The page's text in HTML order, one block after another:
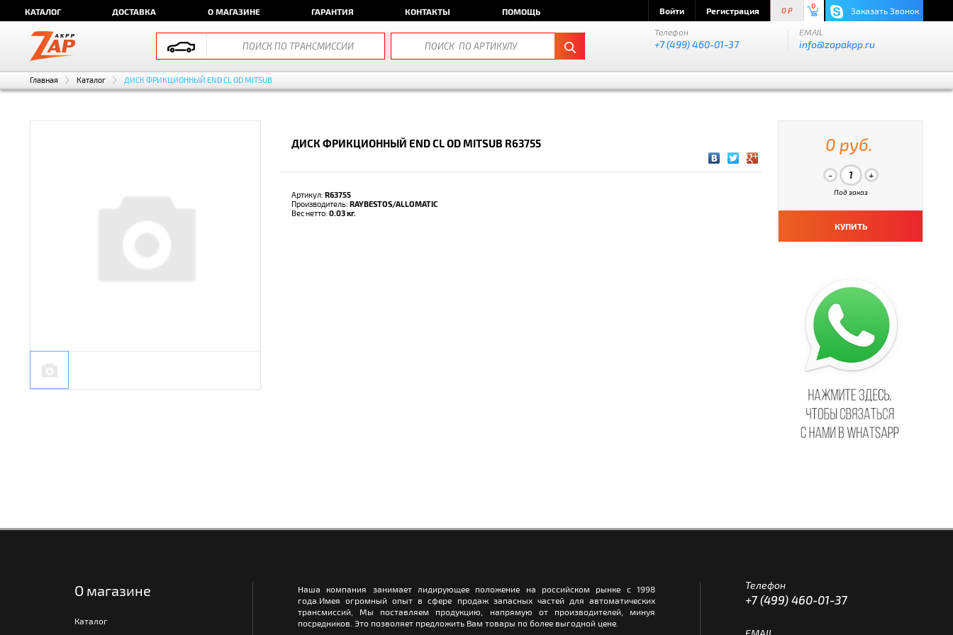
КАТАЛОГ ДОСТАВКА О МАГАЗИНЕ ГАРАНТИЯ КОНТАКТЫ ПОМОЩЬ Войти Регистрация 0 P
0 Заказать Звонок
Телефон
+7 (499) 460-01-37
EMAIL
info@zapakpp.ru
Главная Каталог ДИСК ФРИКЦИОННЫЙ END CL OD MITSUB
ДИСК ФРИКЦИОННЫЙ END CL OD MITSUB R63755
Артикул: R63755
Производитель: RAYBESTOS/ALLOMATIC
Вес нетто: 0.03 кг.
0 руб.
Под заказ
КУПИТЬ
О магазине
Каталог
Наша компания занимает лидирующее положение на российском рынке с 1998
года.Имея огромный опыт в сфере продаж запасных частей для автоматических
трансмиссий, Мы поставляем продукцию, напрямую от производителей, минуя
посредников. Это позволяет предложить Вам товары по более выгодной цене.
Телефон
+7 (499) 460-01-37